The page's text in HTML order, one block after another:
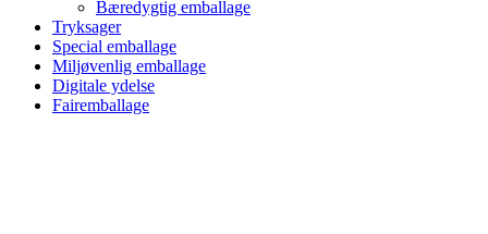
Bæredygtig emballage
Tryksager
Special emballage
Miljøvenlig emballage
Digitale ydelse
Fairemballage